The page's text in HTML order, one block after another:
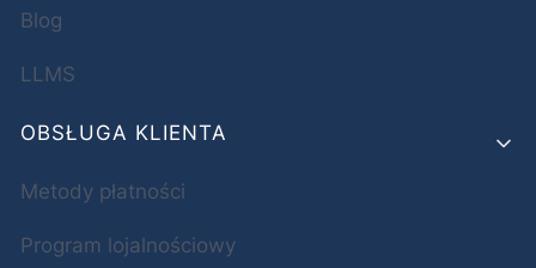
Blog
LLMS
OBSŁUGA KLIENTA
Metody płatności
Program lojalnościowy